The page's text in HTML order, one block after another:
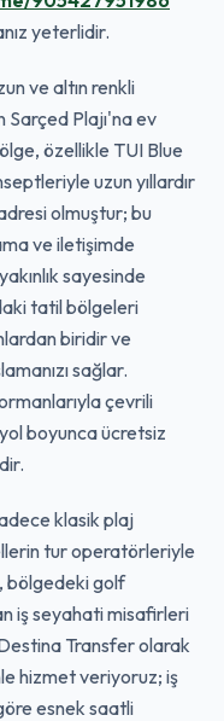
yeterlidir.
ve altın renkli
Sarçed Plajı'na ev
özellikle TUI Blue
uzun yıllardır
olmuştur; bu
ve iletişimde
sayesinde
tatil bölgeleri
biridir ve
sağlar.
çevrili
boyunca ücretsiz
klasik plaj
tur operatörleriyle
bölgedeki golf
iş seyahati misafirleri
Transfer olarak
hizmet veriyoruz; iş
esnek saatli